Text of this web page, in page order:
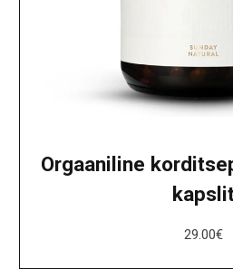
Orgaaniline
29.00€